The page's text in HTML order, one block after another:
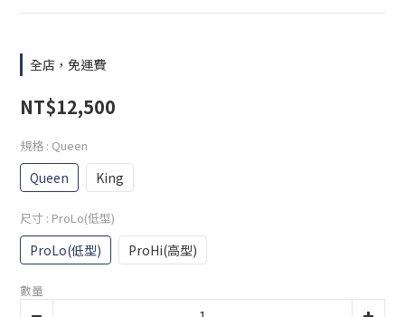
全店，免運費
NT$12,500
規格 : Queen
Queen King
尺寸 : ProLo(低型)
ProLo(低型) ProHi(高型)
數量